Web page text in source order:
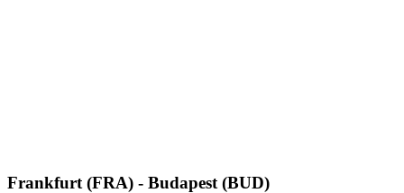
Frankfurt (FRA) - Budapest (BUD)